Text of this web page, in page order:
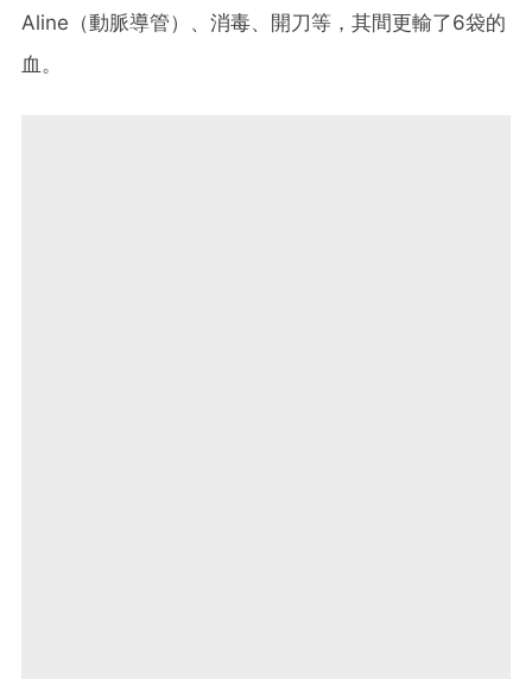
Aline（動脈導管）、消毒、開刀等，其間更輸了6袋的
血。